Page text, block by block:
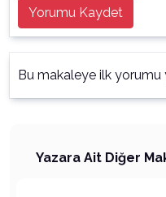
Yorumu Kaydet
Bu makaleye ilk yorumu
Yazara Ait Diğer